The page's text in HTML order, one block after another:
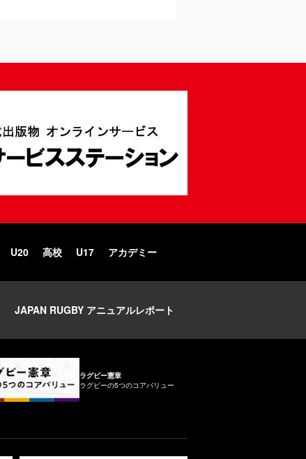
U20 高校 U17 アカデミー
JAPAN RUGBY アニュアルレポート
ラグビー憲章
ラグビーの5つのコアバリュー